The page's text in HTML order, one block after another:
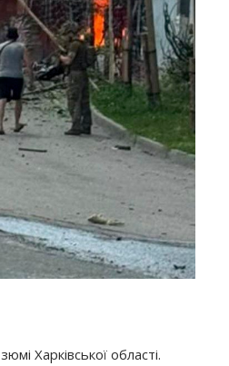
Харківської області.